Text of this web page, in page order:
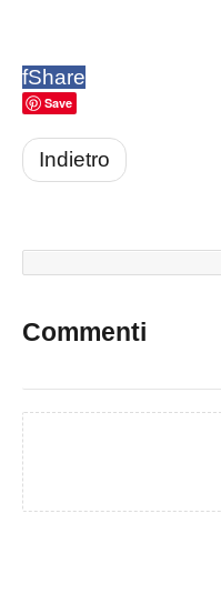
fShare
Save
Indietro
Commenti